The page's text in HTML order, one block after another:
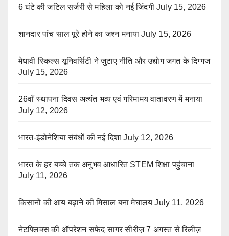
6 घंटे की जटिल सर्जरी से महिला को नई जिंदगी July 15, 2026
शानदार पांच साल पूरे होने का जश्न मनाया July 15, 2026
मेधावी स्किल्स यूनिवर्सिटी ने जुटाए नीति और उद्योग जगत के दिग्गज
July 15, 2026
26वाँ स्थापना दिवस अत्यंत भव्य एवं गरिमामय वातावरण में मनाया
July 12, 2026
भारत-इंडोनेशिया संबंधों की नई दिशा July 12, 2026
भारत के हर बच्चे तक अनुभव आधारित STEM शिक्षा पहुंचाना
July 11, 2026
किसानों की आय बढ़ाने की मिसाल बना मेघालय July 11, 2026
नेटफ्लिक्स की ऑपरेशन सफेद सागर सीरीज़ 7 अगस्त से रिलीज़